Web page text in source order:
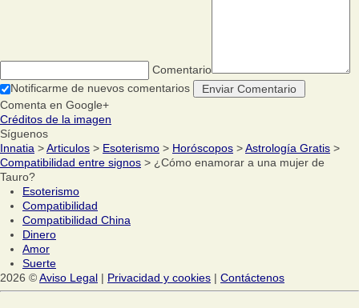
Comentario
Notificarme de nuevos comentarios
Comenta en Google+
Créditos de la imagen
Síguenos
Innatia >Articulos > Esoterismo > Horóscopos >Astrología Gratis >
Compatibilidad entre signos > ¿Cómo enamorar a una mujer de
Tauro?
Esoterismo
Compatibilidad
Compatibilidad China
Dinero
Amor
Suerte
2026 ©Aviso Legal | Privacidad y cookies | Contáctenos